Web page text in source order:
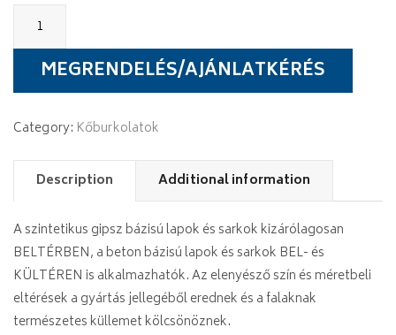
Stegu
Barbados
quantity
MEGRENDELÉS/AJÁNLATKÉRÉS
Category: Kőburkolatok
Description Additional information
A szintetikus gipsz bázisú lapok és sarkok kizárólagosan
BELTÉRBEN, a beton bázisú lapok és sarkok BEL- és
KÜLTÉREN is alkalmazhatók. Az elenyésző szín és méretbeli
eltérések a gyártás jellegéből erednek és a falaknak
természetes küllemet kölcsönöznek.